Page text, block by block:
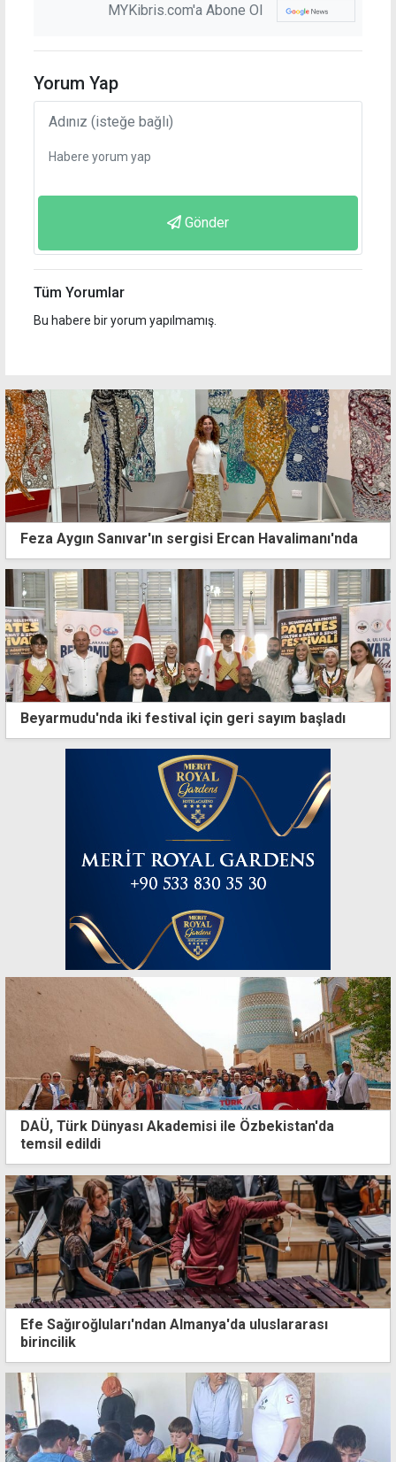
MYKibris.com'a Abone Ol
Yorum Yap
Gönder
Tüm Yorumlar
Bu habere bir yorum yapılmamış.
Feza Aygın Sanıvar'ın sergisi Ercan Havalimanı'nda
Beyarmudu'nda iki festival için geri sayım başladı
DAÜ, Türk Dünyası Akademisi ile Özbekistan'da
temsil edildi
Efe Sağıroğluları'ndan Almanya'da uluslararası
birincilik